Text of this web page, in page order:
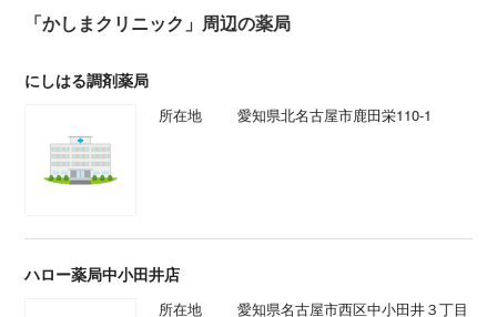
「かしまクリニック」周辺の薬局
にしはる調剤薬局
所在地 愛知県北名古屋市鹿田栄110-1
ハロー薬局中小田井店
所在地
愛知県名古屋市西区中小田井３丁目